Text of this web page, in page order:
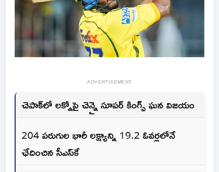
ADVERTISEMENT
చెపాక్‌లో లక్నోపై చెన్నై సూపర్ కింగ్స్ ఘన విజయం
204 పరుగుల భారీ లక్ష్యాన్ని 19.2 ఓవర్లలోనే
ఛేదించిన సీఎస్‌కే